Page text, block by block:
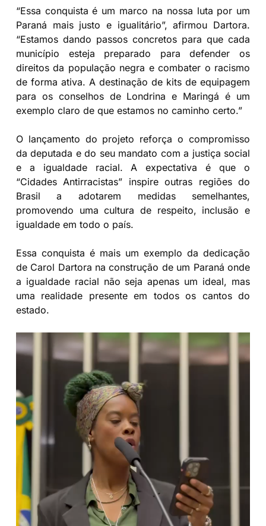
“Essa conquista é um marco na nossa luta por um
Paraná mais justo e igualitário”, afirmou Dartora.
“Estamos dando passos concretos para que cada
município esteja preparado para defender os
direitos da população negra e combater o racismo
de forma ativa. A destinação de kits de equipagem
para os conselhos de Londrina e Maringá é um
exemplo claro de que estamos no caminho certo.”
O lançamento do projeto reforça o compromisso
da deputada e do seu mandato com a justiça social
e a igualdade racial. A expectativa é que o
“Cidades Antirracistas” inspire outras regiões do
Brasil a adotarem medidas semelhantes,
promovendo uma cultura de respeito, inclusão e
igualdade em todo o país.
Essa conquista é mais um exemplo da dedicação
de Carol Dartora na construção de um Paraná onde
a igualdade racial não seja apenas um ideal, mas
uma realidade presente em todos os cantos do
estado.